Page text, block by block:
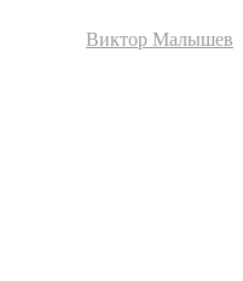
Виктор Малышев